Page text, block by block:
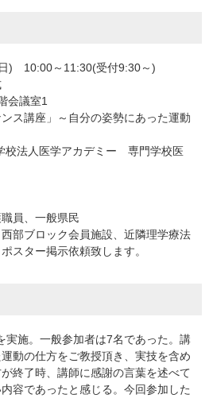
) 10:00～11:30(受付9:30～)
議室1
ス講座」～自分の姿勢にあった運動
法人医学アカデミー 専門学校医
員、一般県民
部ブロック会員施設、近隣理学療法
スター掲示依頼致します。
実施。一般参加者は7名であった。講
動の仕方をご教授頂き、実技を含め
終了時、講師に感謝の言葉を述べて
容であったと感じる。今回参加した